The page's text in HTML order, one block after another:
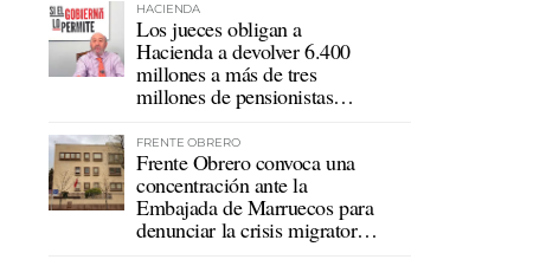
HACIENDA
Los jueces obligan a
Hacienda a devolver 6.400
millones a más de tres
millones de pensionistas
FRENTE OBRERO
Frente Obrero convoca una
concentración ante la
Embajada de Marruecos para
denunciar la crisis migratoria